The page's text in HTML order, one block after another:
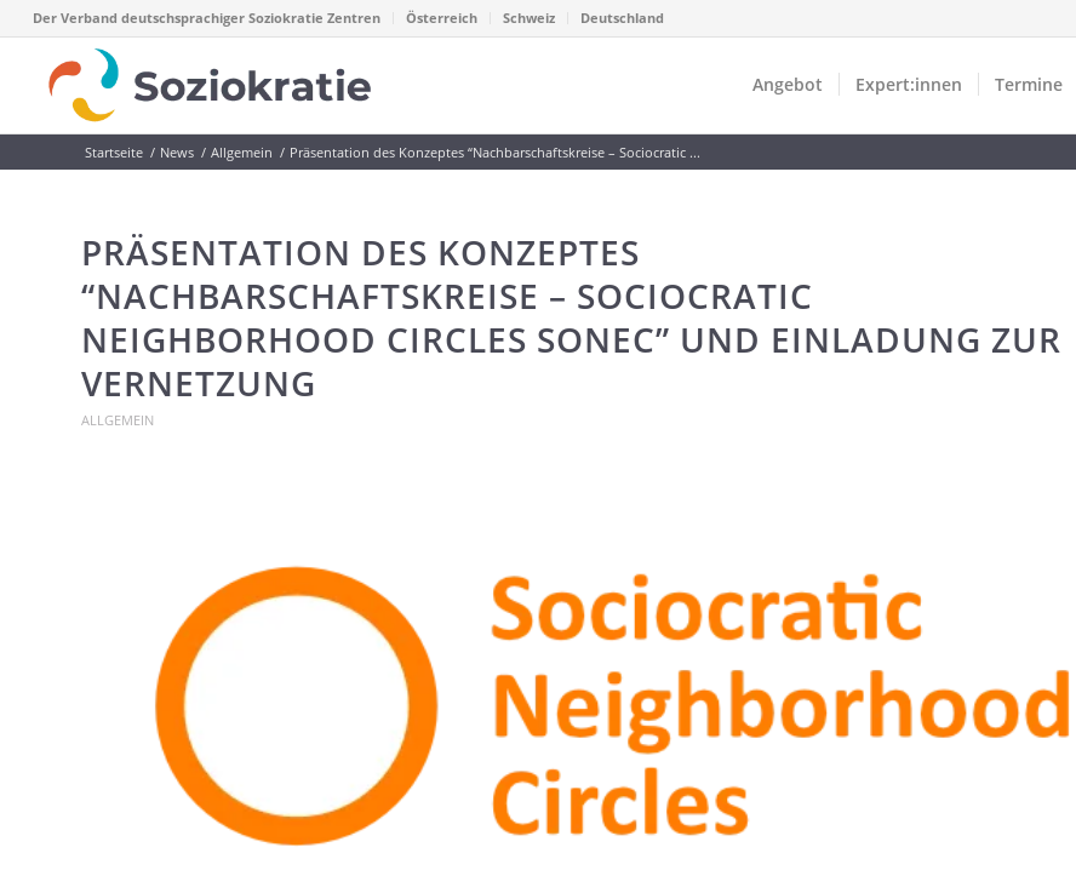
Der Verband deutschsprachiger Soziokratie Zentren Österreich Schweiz Deutschland
Angebot Expert:innen Termine
Startseite / News / Allgemein / Präsentation des Konzeptes “Nachbarschaftskreise – Sociocratic ...
PRÄSENTATION DES KONZEPTES
“NACHBARSCHAFTSKREISE – SOCIOCRATIC
NEIGHBORHOOD CIRCLES SONEC” UND EINLADUNG ZUR
VERNETZUNG
ALLGEMEIN